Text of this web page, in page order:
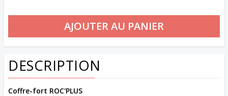
DESCRIPTION
Coffre-fort ROC'PLUS